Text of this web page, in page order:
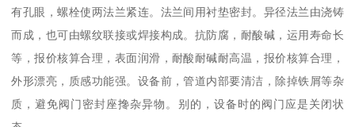
有孔眼，螺栓使两法兰紧连。法兰间用衬垫密封。异径法兰由浇铸
而成，也可由螺纹联接或焊接构成。抗防腐，耐酸碱，运用寿命长
等，报价核算合理，表面润滑，耐酸耐碱耐高温，报价核算合理，
外形漂亮，质感功能强。设备前，管道内部要清洁，除掉铁屑等杂
质，避免阀门密封座搀杂异物。别的，设备时的阀门应是关闭状